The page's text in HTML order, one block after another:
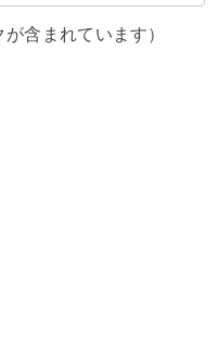
含まれています）